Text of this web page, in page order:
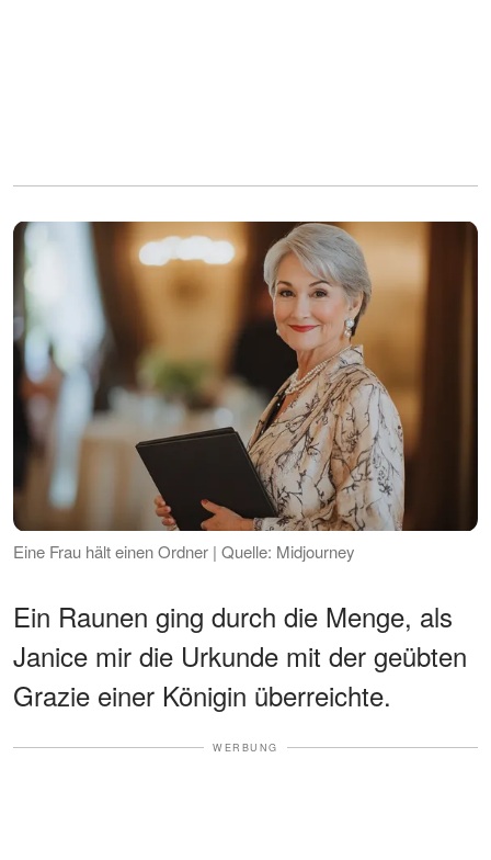
Eine Frau hält einen Ordner | Quelle: Midjourney
Ein Raunen ging durch die Menge, als
Janice mir die Urkunde mit der geübten
Grazie einer Königin überreichte.
WERBUNG